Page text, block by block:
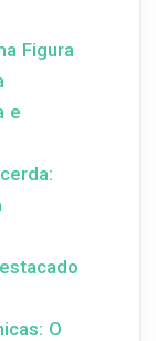
Figura
e
O